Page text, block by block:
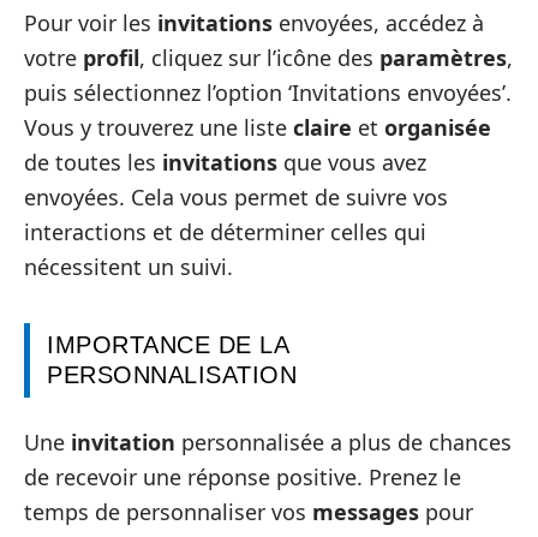
Pour voir les invitations envoyées, accédez à
votre profil, cliquez sur l’icône des paramètres,
puis sélectionnez l’option ‘Invitations envoyées’.
Vous y trouverez une liste claire et organisée
de toutes les invitations que vous avez
envoyées. Cela vous permet de suivre vos
interactions et de déterminer celles qui
nécessitent un suivi.
IMPORTANCE DE LA
PERSONNALISATION
Une invitation personnalisée a plus de chances
de recevoir une réponse positive. Prenez le
temps de personnaliser vos messages pour